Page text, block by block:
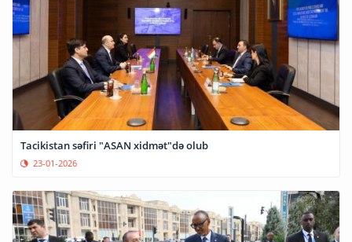
Tacikistan səfiri "ASAN xidmət"də olub
23-01-2026